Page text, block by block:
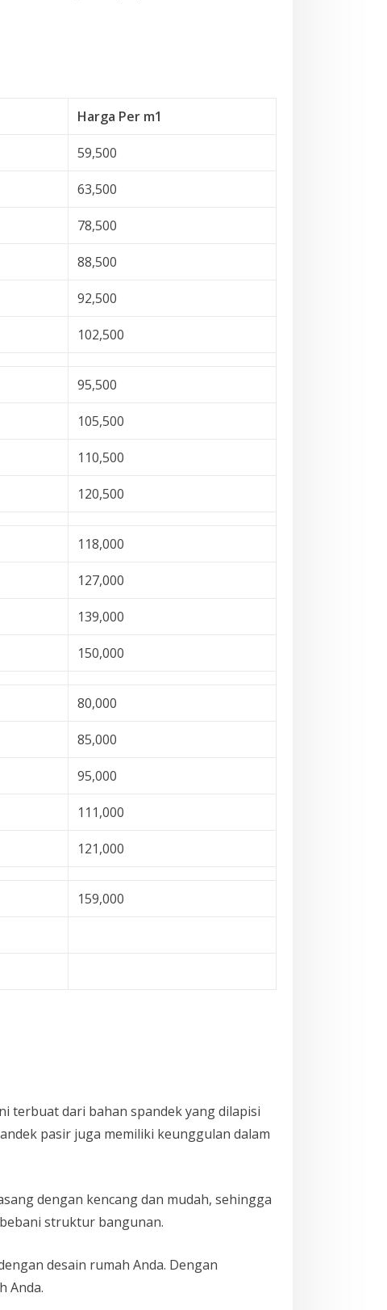
Harga Per m1
59,500
63,500
78,500
88,500
92,500
102,500
95,500
105,500
110,500
120,500
118,000
127,000
139,000
150,000
80,000
85,000
95,000
111,000
121,000
159,000
terbuat dari bahan spandek yang dilapisi
pasir juga memiliki keunggulan dalam
dengan kencang dan mudah, sehingga
struktur bangunan.
desain rumah Anda. Dengan
Anda.